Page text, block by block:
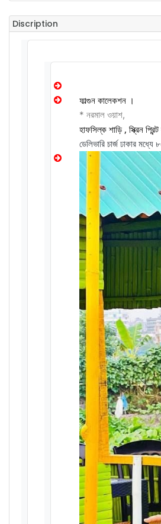
Discription
ফাল্গুন কালেকশন ।
* নরমাল ওয়াশ,
হাফসিল্ক শাড়ি , স্ক্রিন
ডেলিভারি চার্জ ঢাকার